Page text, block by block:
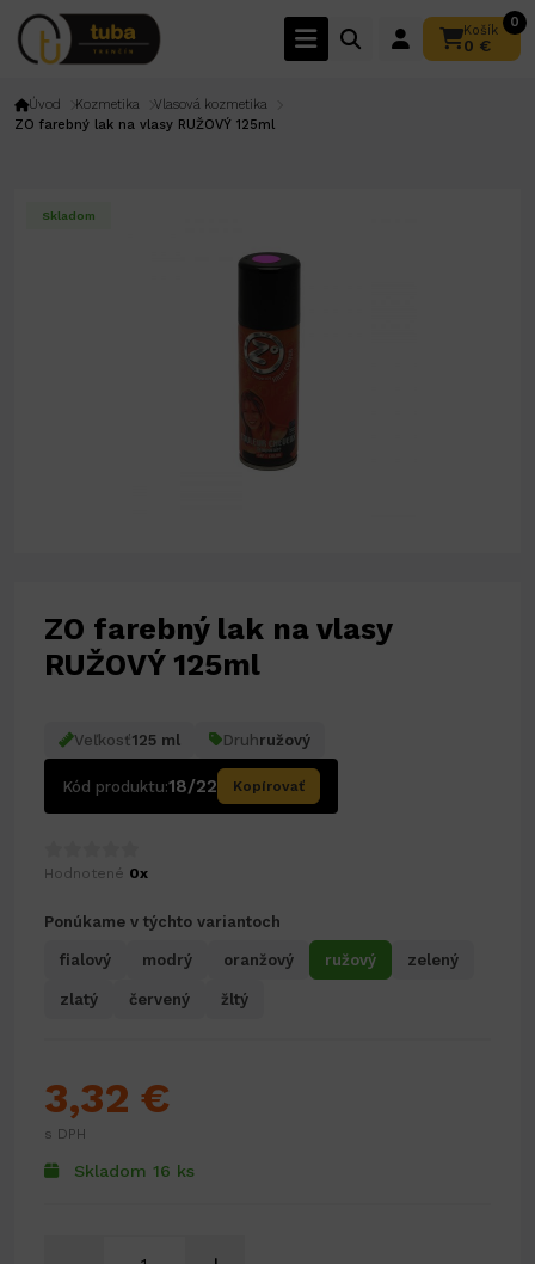
Košík
0
0 €
Úvod Kozmetika
Vlasová kozmetika
ZO farebný lak na vlasy RUŽOVÝ 125ml
Skladom
ZO farebný lak na vlasy
RUŽOVÝ 125ml
Veľkosť125 ml Druhružový
Kód produktu:18/22 Kopírovať
Hodnotené 0x
Ponúkame v týchto variantoch
fialový modrý oranžový ružový zelený
zlatý červený žltý
Skladom 16 ks
3,32 €
s DPH